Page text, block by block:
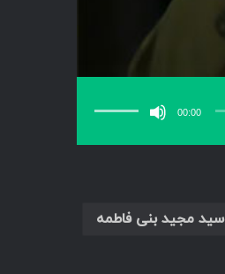
00:00
کاهش
سید مجید بنی فاطمه